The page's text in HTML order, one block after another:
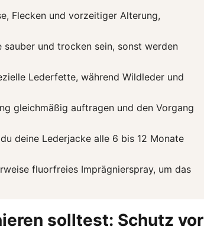
Flecken und vorzeitiger Alterung,
und trocken sein, sonst werden
Lederfette, während Wildleder und
gleichmäßig auftragen und den Vorgang
deine Lederjacke alle 6 bis 12 Monate
fluorfreies Imprägnierspray, um das
solltest: Schutz vor